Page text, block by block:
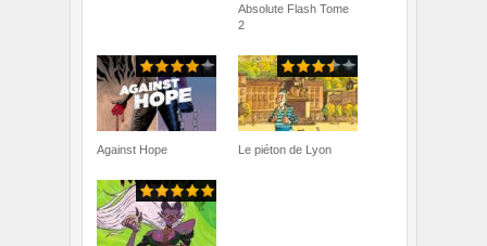
Absolute Flash Tome
2
Against Hope Le piéton de Lyon